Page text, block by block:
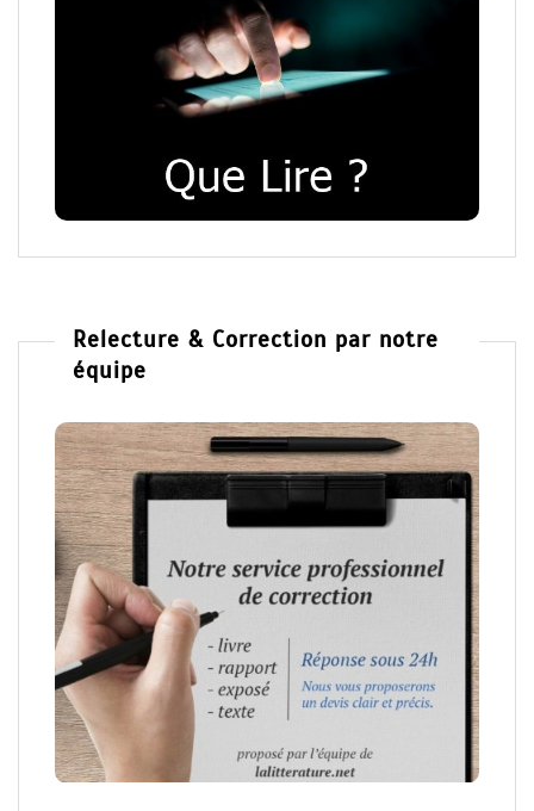
Relecture & Correction par notre
équipe